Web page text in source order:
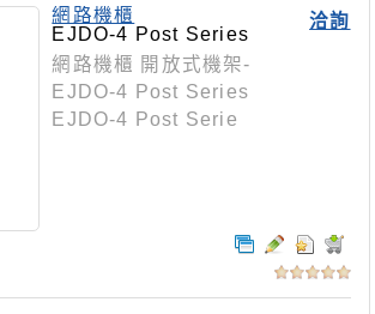
洽詢
網路機櫃
EJDO-4 Post Series
網路機櫃 開放式機架-
EJDO-4 Post Series
EJDO-4 Post Serie